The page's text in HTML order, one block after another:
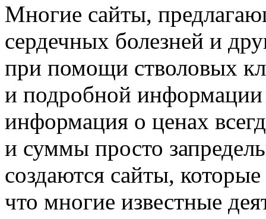
Многие сайты,
сердечных болезней и
при помощи стволовых
и подробной информации
информация о ценах
и суммы просто
создаются сайты,
что многие известные